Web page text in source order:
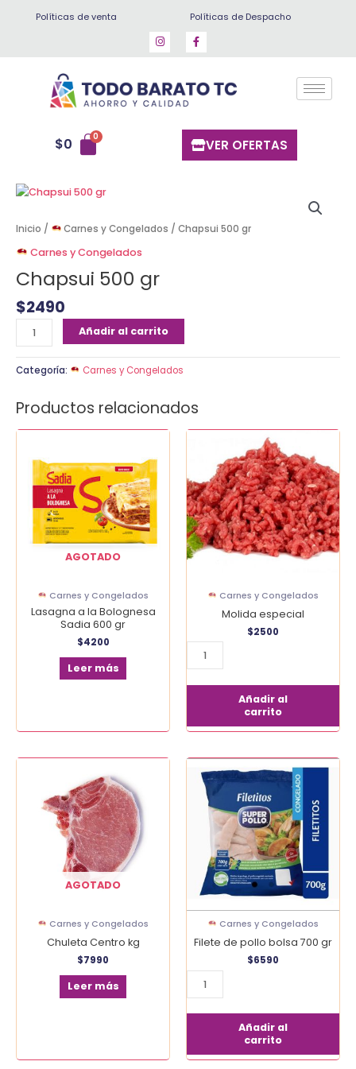
Políticas de venta Políticas de Despacho
$0 VER OFERTAS
Inicio / Carnes y Congelados / Chapsui 500 gr
Carnes y Congelados
Chapsui 500 gr
$2490
Chapsui
gr
Añadir al carrito
Categoría: Carnes y Congelados
Productos relacionados
AGOTADO
Carnes y Congelados
Lasagna a la Bolognesa
Sadia 600 gr
$4200
Leer más
Carnes y Congelados
Molida especial
$2500
cantidad
Añadir al
carrito
AGOTADO
Carnes y Congelados
Chuleta Centro kg
$7990
Leer más
Carnes y Congelados
Filete de pollo bolsa 700 gr
$6590
pollo
bolsa
cantidad
Añadir al
carrito